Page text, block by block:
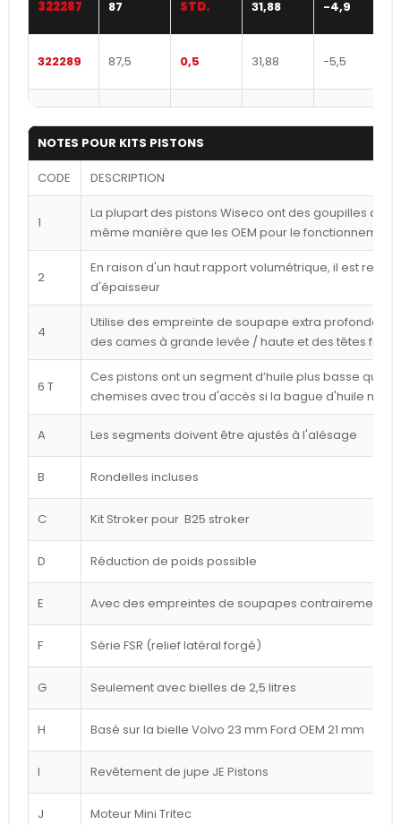
322287 87 STD. 31,88 -4,9
322289 87,5 0,5 31,88 -5,5
NOTES POUR KITS PISTONS
CODE DESCRIPTION
1
La plupart des pistons Wiseco ont des goupilles
même manière que les OEM pour le
2
En raison d'un haut rapport volumétrique, il est
d'épaisseur
4
Utilise des empreinte de soupape extra profondes
des cames à grande levée / haute et des têtes
6 T
Ces pistons ont un segment d’huile plus basse que
chemises avec trou d'accès si la bague d'huile
A Les segments doivent être ajustés à l'alésage
B Rondelles incluses
C Kit Stroker pour B25 stroker
D Réduction de poids possible
E Avec des empreintes de soupapes contrairement à
F Série FSR (relief latéral forgé)
G Seulement avec bielles de 2,5 litres
H Basé sur la bielle Volvo 23 mm Ford OEM 21 mm
I Revêtement de jupe JE Pistons
J Moteur Mini Tritec